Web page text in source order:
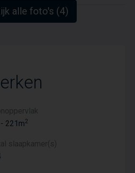
alle foto's (4)
221m2
slaapkamer(s)